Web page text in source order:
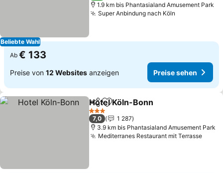
Beliebte Wahl
1.9 km bis Phantasialand Amusement Park
Super Anbindung nach Köln
Ab € 133
Preise von 12 Websites anzeigen Preise sehen
TeilenZu Favoriten hinzufügen
Hotel Köln-Bonn
3 Sterne
7,0
1 287
3.9 km bis Phantasialand Amusement Park
Mediterranes Restaurant mit Terrasse